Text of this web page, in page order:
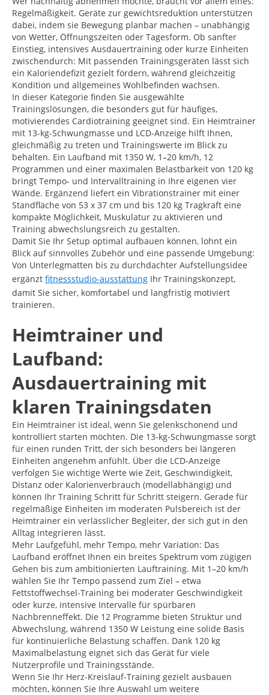
Regelmäßigkeit. Geräte zur gewichtsreduktion unterstützen
dabei, indem sie Bewegung planbar machen – unabhängig
von Wetter, Öffnungszeiten oder Tagesform. Ob sanfter
Einstieg, intensives Ausdauertraining oder kurze Einheiten
zwischendurch: Mit passenden Trainingsgeräten lässt sich
ein Kaloriendefizit gezielt fördern, während gleichzeitig
Kondition und allgemeines Wohlbefinden wachsen.
In dieser Kategorie finden Sie ausgewählte
Trainingslösungen, die besonders gut für häufiges,
motivierendes Cardiotraining geeignet sind. Ein Heimtrainer
mit 13-kg-Schwungmasse und LCD-Anzeige hilft Ihnen,
gleichmäßig zu treten und Trainingswerte im Blick zu
behalten. Ein Laufband mit 1350 W, 1–20 km/h, 12
Programmen und einer maximalen Belastbarkeit von 120 kg
bringt Tempo- und Intervalltraining in Ihre eigenen vier
Wände. Ergänzend liefert ein Vibrationstrainer mit einer
Standfläche von 53 x 37 cm und bis 120 kg Tragkraft eine
kompakte Möglichkeit, Muskulatur zu aktivieren und
Training abwechslungsreich zu gestalten.
Damit Sie Ihr Setup optimal aufbauen können, lohnt ein
Blick auf sinnvolles Zubehör und eine passende Umgebung:
Von Unterlegmatten bis zu durchdachter Aufstellungsidee
ergänzt fitnessstudio-ausstattung Ihr Trainingskonzept,
damit Sie sicher, komfortabel und langfristig motiviert
trainieren.
Heimtrainer und
Laufband:
Ausdauertraining mit
klaren Trainingsdaten
Ein Heimtrainer ist ideal, wenn Sie gelenkschonend und
kontrolliert starten möchten. Die 13-kg-Schwungmasse sorgt
für einen runden Tritt, der sich besonders bei längeren
Einheiten angenehm anfühlt. Über die LCD-Anzeige
verfolgen Sie wichtige Werte wie Zeit, Geschwindigkeit,
Distanz oder Kalorienverbrauch (modellabhängig) und
können Ihr Training Schritt für Schritt steigern. Gerade für
regelmäßige Einheiten im moderaten Pulsbereich ist der
Heimtrainer ein verlässlicher Begleiter, der sich gut in den
Alltag integrieren lässt.
Mehr Laufgefühl, mehr Tempo, mehr Variation: Das
Laufband eröffnet Ihnen ein breites Spektrum vom zügigen
Gehen bis zum ambitionierten Lauftraining. Mit 1–20 km/h
wählen Sie Ihr Tempo passend zum Ziel – etwa
Fettstoffwechsel-Training bei moderater Geschwindigkeit
oder kurze, intensive Intervalle für spürbaren
Nachbrenneffekt. Die 12 Programme bieten Struktur und
Abwechslung, während 1350 W Leistung eine solide Basis
für kontinuierliche Belastung schaffen. Dank 120 kg
Maximalbelastung eignet sich das Gerät für viele
Nutzerprofile und Trainingsstände.
Wenn Sie Ihr Herz-Kreislauf-Training gezielt ausbauen
möchten, können Sie Ihre Auswahl um weitere